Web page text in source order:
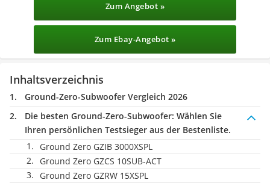
Zum Angebot »
Zum Ebay-Angebot »
Inhaltsverzeichnis
Ground-Zero-Subwoofer Vergleich 2026
Die besten Ground-Zero-Subwoofer: Wählen Sie
Ihren persönlichen Testsieger aus der Bestenliste.
Ground Zero GZIB 3000XSPL
Ground Zero GZCS 10SUB-ACT
Ground Zero GZRW 15XSPL